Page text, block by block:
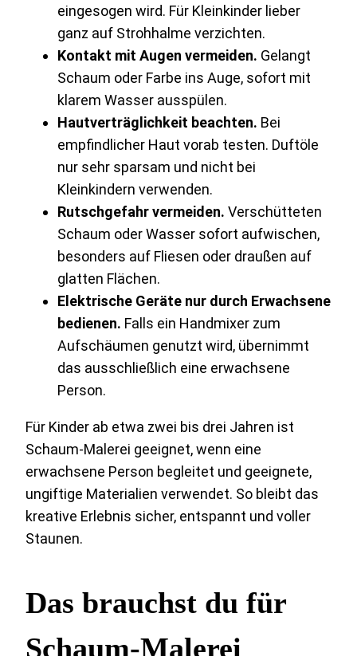
eingesogen wird. Für Kleinkinder lieber
ganz auf Strohhalme verzichten.
Kontakt mit Augen vermeiden. Gelangt
Schaum oder Farbe ins Auge, sofort mit
klarem Wasser ausspülen.
Hautverträglichkeit beachten. Bei
empfindlicher Haut vorab testen. Duftöle
nur sehr sparsam und nicht bei
Kleinkindern verwenden.
Rutschgefahr vermeiden. Verschütteten
Schaum oder Wasser sofort aufwischen,
besonders auf Fliesen oder draußen auf
glatten Flächen.
Elektrische Geräte nur durch Erwachsene
bedienen. Falls ein Handmixer zum
Aufschäumen genutzt wird, übernimmt
das ausschließlich eine erwachsene
Person.
Für Kinder ab etwa zwei bis drei Jahren ist
Schaum-Malerei geeignet, wenn eine
erwachsene Person begleitet und geeignete,
ungiftige Materialien verwendet. So bleibt das
kreative Erlebnis sicher, entspannt und voller
Staunen.
Das brauchst du für
Schaum-Malerei